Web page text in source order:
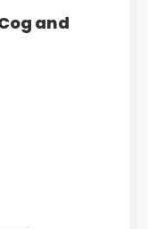
and